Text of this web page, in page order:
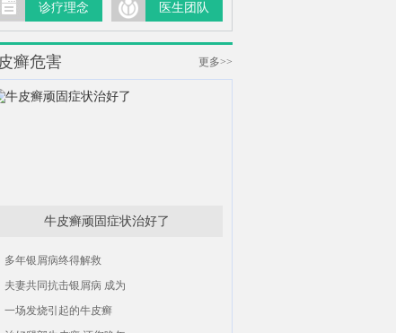
诊疗理念 医生团队
更多>>
癣危害
牛皮癣顽固症状治好了
多年银屑病终得解救
夫妻共同抗击银屑病 成为
一场发烧引起的牛皮癣